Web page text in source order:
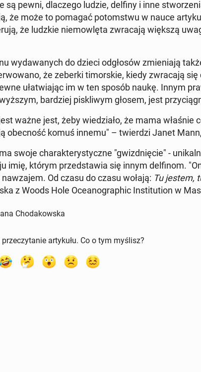
są pewni, dla­cze­go ludzie, delfiny i inne
że może to pomagać po­tom­stwu w nauce
że ludzkie nie­mow­lę­ta zwra­ca­ją większą
wy­da­wa­nych do dzieci od­gło­sów zmie­nia­ją
że zeberki ti­mor­skie, kiedy zwra­ca­ją
uła­twia­jąc im w ten sposób naukę. Innym
bar­dziej pi­skli­wym głosem, jest
ważne jest, żeby wie­dzia­ło, że mama właśnie
obec­ność komuś innemu" – twier­dzi Janet
swoje cha­rak­te­ry­stycz­ne "gwizd­nię­cie" -
imię, którym przed­sta­wia się innym del­fi­nom.
Od czasu do czasu wołają: Tu jestem,
z Woods Hole Oce­ano­gra­phic In­sti­tu­tion w
Chodakowska
artykułu. Co o tym myślisz?